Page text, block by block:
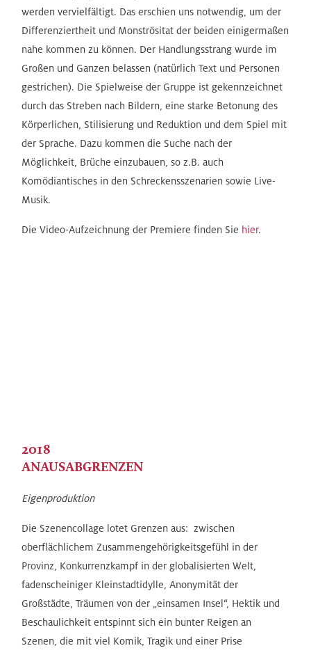
werden vervielfältigt. Das erschien uns notwendig, um der
Differenziertheit und Monströsitat der beiden einigermaßen
nahe kommen zu können. Der Handlungsstrang wurde im
Großen und Ganzen belassen (natürlich Text und Personen
gestrichen). Die Spielweise der Gruppe ist gekennzeichnet
durch das Streben nach Bildern, eine starke Betonung des
Körperlichen, Stilisierung und Reduktion und dem Spiel mit
der Sprache. Dazu kommen die Suche nach der
Möglichkeit, Brüche einzubauen, so z.B. auch
Komödiantisches in den Schreckensszenarien sowie Live-
Musik.
Die Video-Aufzeichnung der Premiere finden Sie hier.
2018
ANAUSABGRENZEN
Eigenproduktion
Die Szenencollage lotet Grenzen aus: zwischen
oberflächlichem Zusammengehörigkeitsgefühl in der
Provinz, Konkurrenzkampf in der globalisierten Welt,
fadenscheiniger Kleinstadtidylle, Anonymität der
Großstädte, Träumen von der „einsamen Insel“, Hektik und
Beschaulichkeit entspinnt sich ein bunter Reigen an
Szenen, die mit viel Komik, Tragik und einer Prise